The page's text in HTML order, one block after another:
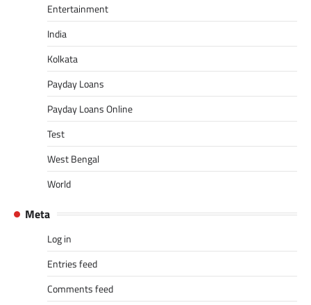
Entertainment
India
Kolkata
Payday Loans
Payday Loans Online
Test
West Bengal
World
Meta
Log in
Entries feed
Comments feed